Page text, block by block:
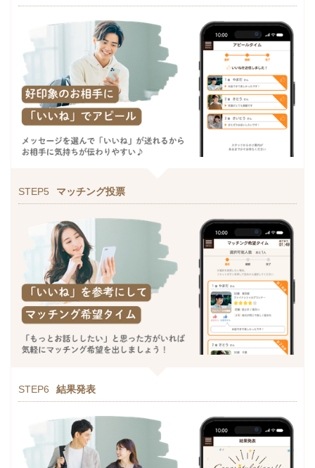
STEP5 マッチング投票
STEP6 結果発表